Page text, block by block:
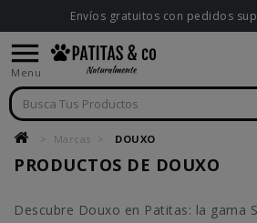
Envíos gratuitos con pedidos

Menu
Marcas DOUXO
PRODUCTOS DE DOUXO
Descubre Douxo en Patitas: la gama